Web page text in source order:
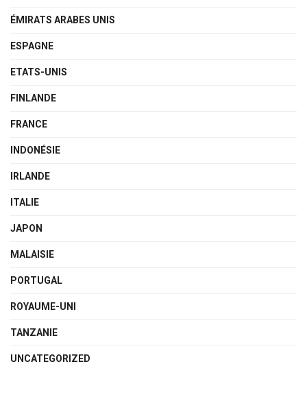
ÉMIRATS ARABES UNIS
ESPAGNE
ETATS-UNIS
FINLANDE
FRANCE
INDONÉSIE
IRLANDE
ITALIE
JAPON
MALAISIE
PORTUGAL
ROYAUME-UNI
TANZANIE
UNCATEGORIZED